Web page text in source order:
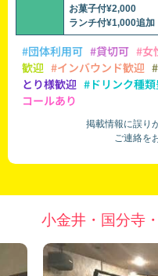
お菓子付¥2,000
ランチ付¥1,000追加
#団体利用可 #貸切可 #女
歓迎 #インバウンド歓迎
とり様歓迎 #ドリンク種類
コールあり
掲載情報に誤り
ご連絡を
小金井・国分寺